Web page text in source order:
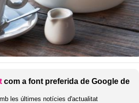
com a font preferida de Google de
les últimes notícies d'actualitat